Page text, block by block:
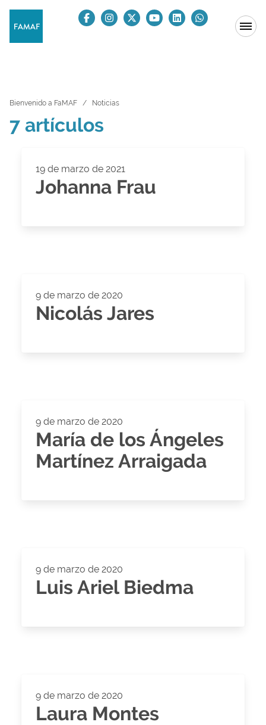
Bienvenido a FaMAF Noticias
7 artículos
19 de marzo de 2021
Johanna Frau
9 de marzo de 2020
Nicolás Jares
9 de marzo de 2020
María de los Ángeles
Martínez Arraigada
9 de marzo de 2020
Luis Ariel Biedma
9 de marzo de 2020
Laura Montes